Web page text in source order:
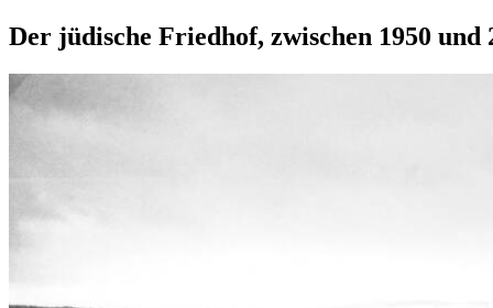
Der jüdische Friedhof, zwischen 1950 und